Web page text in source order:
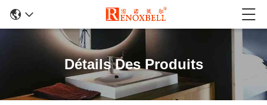
Détails Des Produits